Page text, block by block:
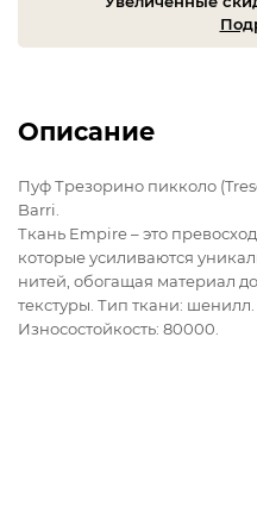
Описание
Пуф Трезорино пикколо
Barri.
Ткань Empire – это
которые усиливаются
нитей, обогащая материал
текстуры. Тип ткани: шенилл.
Износостойкость: 80000.